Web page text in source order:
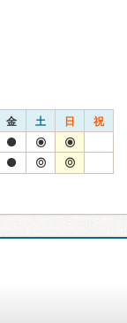
金 土 日 祝